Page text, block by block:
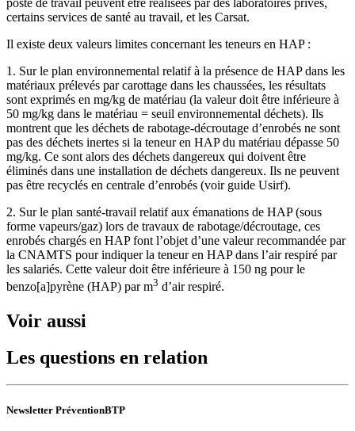
poste de travail peuvent être réalisées par des laboratoires privés,
certains services de santé au travail, et les Carsat.
Il existe deux valeurs limites concernant les teneurs en HAP :
1. Sur le plan environnemental relatif à la présence de HAP dans les
matériaux prélevés par carottage dans les chaussées, les résultats
sont exprimés en mg/kg de matériau (la valeur doit être inférieure à
50 mg/kg dans le matériau = seuil environnemental déchets). Ils
montrent que les déchets de rabotage-décroutage d’enrobés ne sont
pas des déchets inertes si la teneur en HAP du matériau dépasse 50
mg/kg. Ce sont alors des déchets dangereux qui doivent être
éliminés dans une installation de déchets dangereux. Ils ne peuvent
pas être recyclés en centrale d’enrobés (voir guide Usirf).
2. Sur le plan santé-travail relatif aux émanations de HAP (sous
forme vapeurs/gaz) lors de travaux de rabotage/décroutage, ces
enrobés chargés en HAP font l’objet d’une valeur recommandée par
la CNAMTS pour indiquer la teneur en HAP dans l’air respiré par
les salariés. Cette valeur doit être inférieure à 150 ng pour le
benzo[a]pyrène (HAP) par m3 d’air respiré.
Voir aussi
Les questions en relation
Newsletter PréventionBTP